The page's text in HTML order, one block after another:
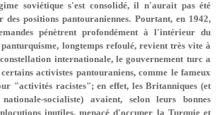
soviétique s'est consolidé, il n'aurait pas été
des positions pan­touraniennes. Pourtant, en 1942,
pénètrent profondément à l'intérieur du
longtemps refoulé, revient très vite à
internationale, le gouvernement turc a
activistes pantouraniens, comme le fameux
"activités racistes"; en effet, les Britanniques (et
socialiste) avaient, selon leurs bonnes
inutiles, menacé d'occuper la Turquie et